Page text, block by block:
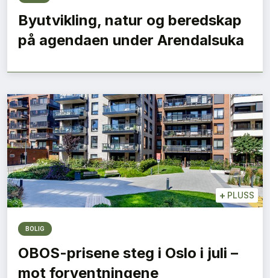
Byutvikling, natur og beredskap
på agendaen under Arendalsuka
+ PLUSS
BOLIG
OBOS-prisene steg i Oslo i juli –
mot forventningene